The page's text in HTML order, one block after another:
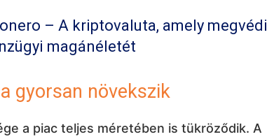
– A kriptovaluta, amely megvédi
magánéletét
gyorsan növekszik
a piac teljes méretében is tükröződik. A